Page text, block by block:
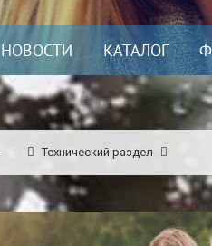
НОВОСТИ КАТАЛОГ
Технический раздел